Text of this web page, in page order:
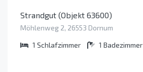
Strandgut (Objekt 63600)
Möhlenweg 2, 26553 Dornum
1 Schlafzimmer 1 Badezimmer